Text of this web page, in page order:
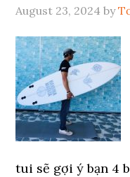
August 23, 2024 by
tui sẽ gợi ý bạn 4